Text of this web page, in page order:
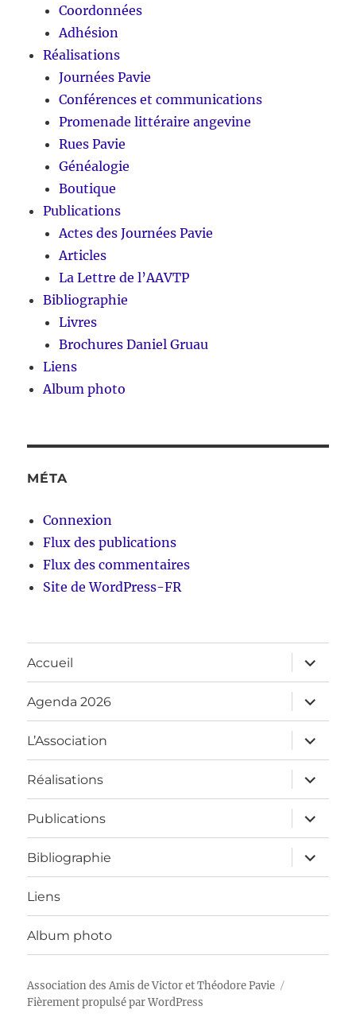
Coordonnées
Adhésion
Réalisations
Journées Pavie
Conférences et communications
Promenade littéraire angevine
Rues Pavie
Généalogie
Boutique
Publications
Actes des Journées Pavie
Articles
La Lettre de l’AAVTP
Bibliographie
Livres
Brochures Daniel Gruau
Liens
Album photo
MÉTA
Connexion
Flux des publications
Flux des commentaires
Site de WordPress-FR
Accueil
ouvrir
le
sous-
menu
Agenda 2026
ouvrir
le
sous-
menu
L’Association
ouvrir
le
sous-
menu
Réalisations
ouvrir
le
sous-
menu
Publications
ouvrir
le
sous-
menu
Bibliographie
ouvrir
le
sous-
Liens
Album photo
Association des Amis de Victor et Théodore Pavie
Fièrement propulsé par WordPress